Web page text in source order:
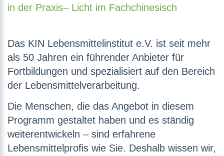
in der Praxis– Licht im Fachchinesisch
Das KIN Lebensmittelinstitut e.V. ist seit mehr
als 50 Jahren ein führender Anbieter für
Fortbildungen und spezialisiert auf den Bereich
der Lebensmittelverarbeitung.
Die Menschen, die das Angebot in diesem
Programm gestaltet haben und es ständig
weiterentwickeln – sind erfahrene
Lebensmittelprofis wie Sie. Deshalb wissen wir,